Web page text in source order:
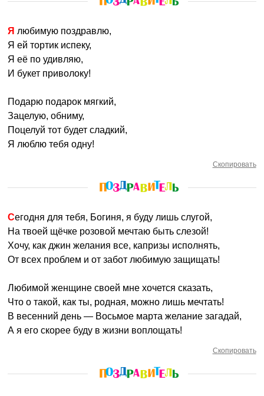
Я любимую поздравлю,
Я ей тортик испеку,
Я её по удивляю,
И букет приволоку!
Подарю подарок мягкий,
Зацелую, обниму,
Поцелуй тот будет сладкий,
Я люблю тебя одну!
Скопировать
Сегодня для тебя, Богиня, я буду лишь слугой,
На твоей щёчке розовой мечтаю быть слезой!
Хочу, как джин желания все, капризы исполнять,
От всех проблем и от забот любимую защищать!
Любимой женщине своей мне хочется сказать,
Что о такой, как ты, родная, можно лишь мечтать!
В весенний день — Восьмое марта желание загадай,
А я его скорее буду в жизни воплощать!
Скопировать